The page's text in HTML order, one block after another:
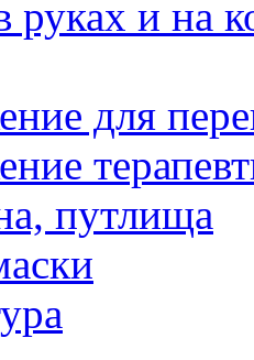
руках и на
для
путлища